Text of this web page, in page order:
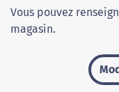
Vous pouvez
magasin.